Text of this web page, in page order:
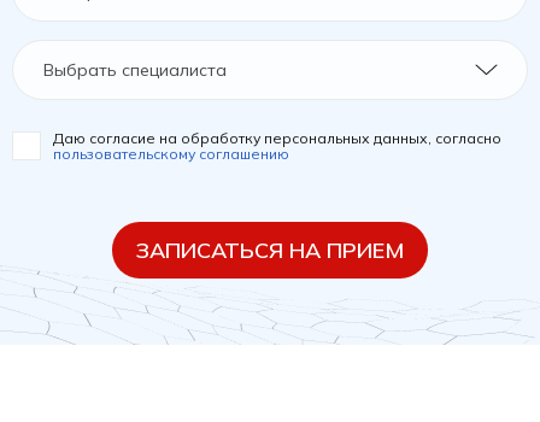
Выбрать специалиста
Даю согласие на обработку персональных данных, согласно
пользовательскому соглашению
ЗАПИСАТЬСЯ НА ПРИЕМ